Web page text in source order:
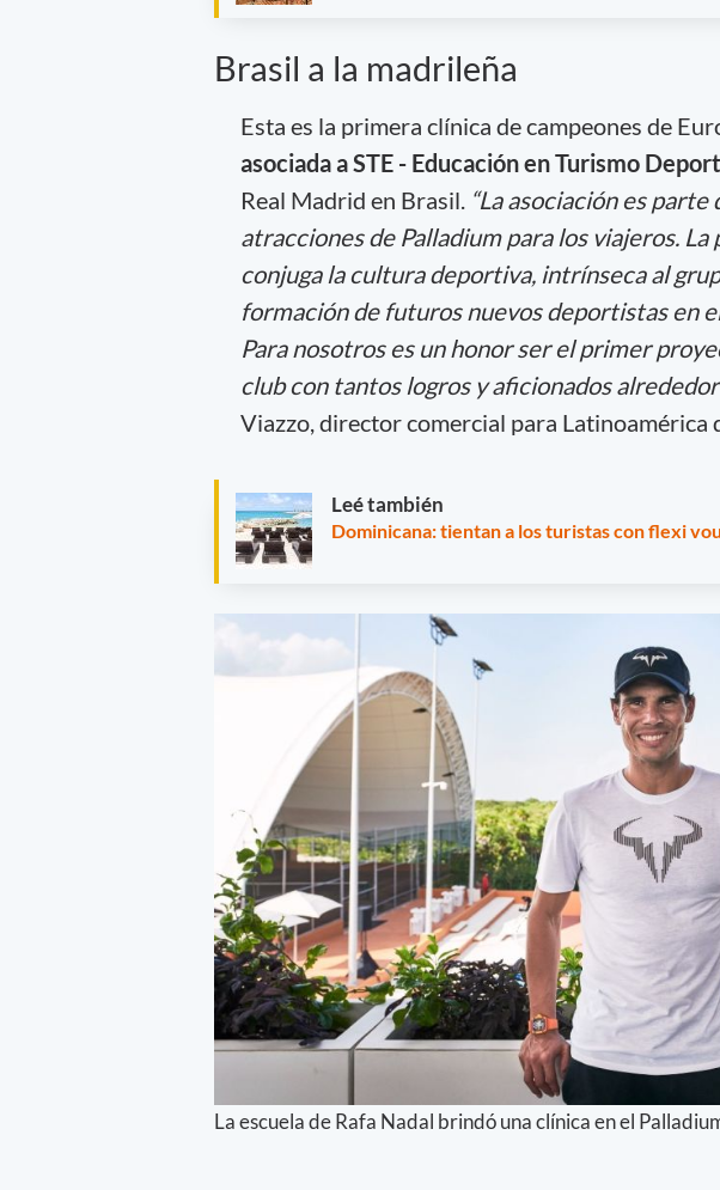
Brasil a la madrileña
Esta es la primera clínica de campeones de
asociada a STE - Educación en Turismo
Real Madrid en Brasil. “La asociación es
atracciones de Palladium para los viajeros.
conjuga la cultura deportiva, intrínseca al
formación de futuros nuevos deportistas en
Para nosotros es un honor ser el primer
club con tantos logros y aficionados alrededor
Viazzo, director comercial para Latinoamérica
Leé también
Dominicana: tientan a los turistas con flexi
La escuela de Rafa Nadal brindó una clínica en el